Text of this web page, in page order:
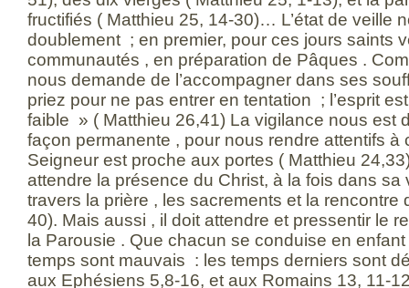
fructifiés ( Matthieu 25, 14-30)… L’état de veille
doublement ; en premier, pour ces jours saints
communautés , en préparation de Pâques .
nous demande de l’accompagner dans ses
priez pour ne pas entrer en tentation ; l’esprit
faible » ( Matthieu 26,41) La vigilance nous est
façon permanente , pour nous rendre attentifs à
Seigneur est proche aux portes ( Matthieu
attendre la présence du Christ, à la fois dans
travers la prière , les sacrements et la rencontre
40). Mais aussi , il doit attendre et pressentir le
la Parousie . Que chacun se conduise en
temps sont mauvais : les temps derniers sont
aux Ephésiens 5,8-16, et aux Romains 13, 11-